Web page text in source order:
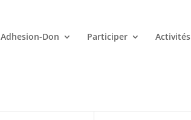
Adhesion-Don Participer Activités